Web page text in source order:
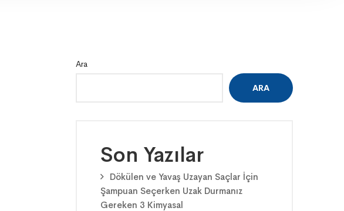
Ara
ARA
Son Yazılar
Dökülen ve Yavaş Uzayan Saçlar İçin
Şampuan Seçerken Uzak Durmanız
Gereken 3 Kimyasal